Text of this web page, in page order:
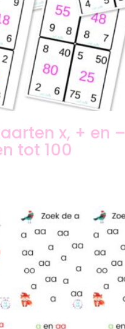
x, + en –
tot 100